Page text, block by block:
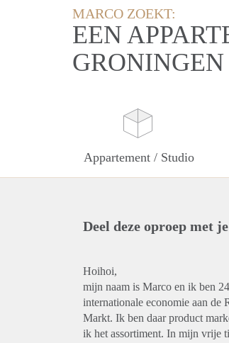
MARCO ZOEKT:
EEN
GRONINGEN
Appartement / Studio
Deel deze oproep met
Hoihoi,
mijn naam is Marco en ik ben
internationale economie aan
Markt. Ik ben daar product
ik het assortiment. In mijn vrije